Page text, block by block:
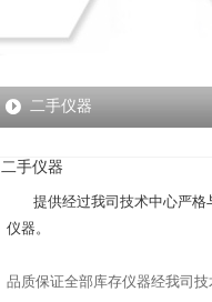
二手仪器
二手仪器
提供经过我司技术中心严
仪器。
品质保证全部库存仪器经我司